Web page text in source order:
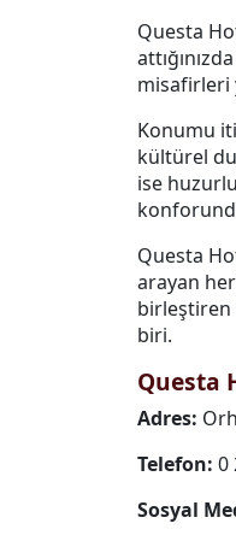
Questa
misafirleri
Konumu
kültürel
ise
Questa
arayan
birleştiren
biri.
Questa
Adres:
Telefon: 0
Sosyal